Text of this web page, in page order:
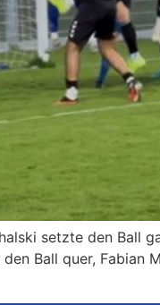
setzte den Ball
Ball quer, Fabian